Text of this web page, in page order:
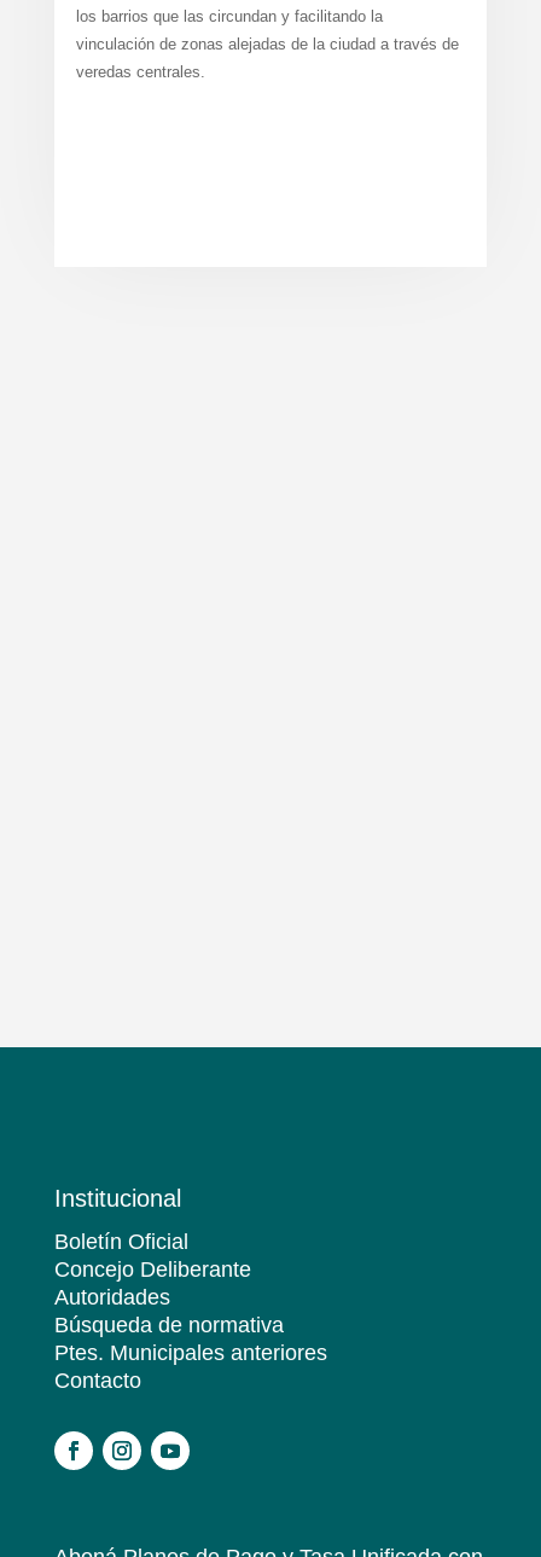
los barrios que las circundan y facilitando la
vinculación de zonas alejadas de la ciudad a través de
veredas centrales.
Institucional
Boletín Oficial
Concejo Deliberante
Autoridades
Búsqueda de normativa
Ptes. Municipales anteriores
Contacto